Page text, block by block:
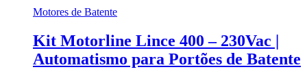
Motores de Batente
Kit Motorline Lince 400 – 230Vac |
Automatismo para Portões de Batente